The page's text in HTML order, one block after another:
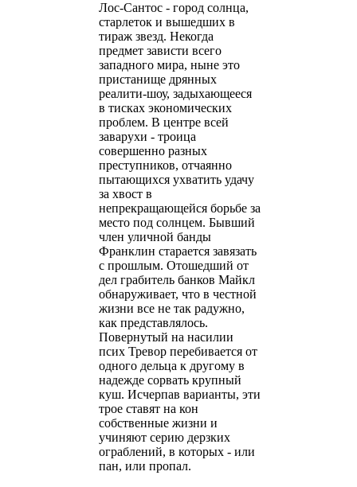
Лос-Сантос - город солнца,
старлеток и вышедших в
тираж звезд. Некогда
предмет зависти всего
западного мира, ныне это
пристанище дрянных
реалити-шоу, задыхающееся
в тисках экономических
проблем. В центре всей
заварухи - троица
совершенно разных
преступников, отчаянно
пытающихся ухватить удачу
за хвост в
непрекращающейся борьбе за
место под солнцем. Бывший
член уличной банды
Франклин старается завязать
с прошлым. Отошедший от
дел грабитель банков Майкл
обнаруживает, что в честной
жизни все не так радужно,
как представлялось.
Повернутый на насилии
псих Тревор перебивается от
одного дельца к другому в
надежде сорвать крупный
куш. Исчерпав варианты, эти
трое ставят на кон
собственные жизни и
учиняют серию дерзких
ограблений, в которых - или
пан, или пропал.